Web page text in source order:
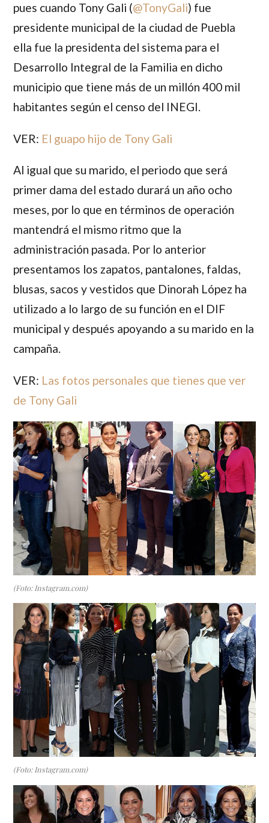
pues cuando Tony Gali (@TonyGali) fue
presidente municipal de la ciudad de Puebla
ella fue la presidenta del sistema para el
Desarrollo Integral de la Familia en dicho
municipio que tiene más de un millón 400 mil
habitantes según el censo del INEGI.
VER: El guapo hijo de Tony Gali
Al igual que su marido, el periodo que será
primer dama del estado durará un año ocho
meses, por lo que en términos de operación
mantendrá el mismo ritmo que la
administración pasada. Por lo anterior
presentamos los zapatos, pantalones, faldas,
blusas, sacos y vestidos que Dinorah López ha
utilizado a lo largo de su función en el DIF
municipal y después apoyando a su marido en la
campaña.
VER: Las fotos personales que tienes que ver
de Tony Gali
(Foto: Instagram.com)
(Foto: Instagram.com)